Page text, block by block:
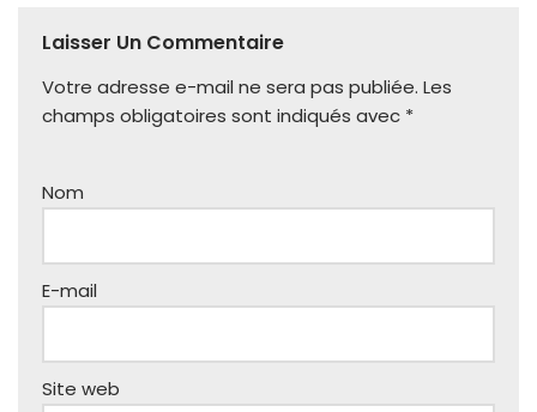
Laisser Un Commentaire
Votre adresse e-mail ne sera pas publiée. Les
champs obligatoires sont indiqués avec *
Nom
E-mail
Site web